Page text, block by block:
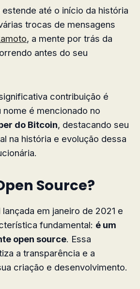
até o início da história
trocas de mensagens
, a mente por trás da
antes do seu
contribuição é
nome é mencionado no
do Bitcoin, destacando seu
na história e evolução dessa
Source?
em janeiro de 2021 e
fundamental: é um
open source. Essa
a transparência e a
criação e desenvolvimento.